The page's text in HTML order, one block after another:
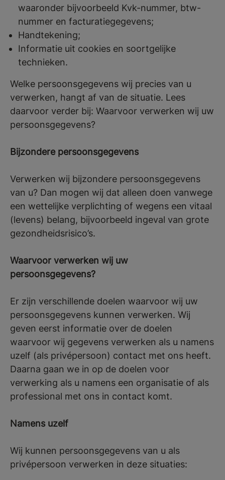
waaronder bijvoorbeeld Kvk-nummer, btw-
nummer en facturatiegegevens;
Handtekening;
Informatie uit cookies en soortgelijke
technieken.
Welke persoonsgegevens wij precies van u
verwerken, hangt af van de situatie. Lees
daarvoor verder bij: Waarvoor verwerken wij uw
persoonsgegevens?
Bijzondere persoonsgegevens
Verwerken wij bijzondere persoonsgegevens
van u? Dan mogen wij dat alleen doen vanwege
een wettelijke verplichting of wegens een vitaal
(levens) belang, bijvoorbeeld ingeval van grote
gezondheidsrisico’s.
Waarvoor verwerken wij uw
persoonsgegevens?
Er zijn verschillende doelen waarvoor wij uw
persoonsgegevens kunnen verwerken. Wij
geven eerst informatie over de doelen
waarvoor wij gegevens verwerken als u namens
uzelf (als privépersoon) contact met ons heeft.
Daarna gaan we in op de doelen voor
verwerking als u namens een organisatie of als
professional met ons in contact komt.
Namens uzelf
Wij kunnen persoonsgegevens van u als
privépersoon verwerken in deze situaties: